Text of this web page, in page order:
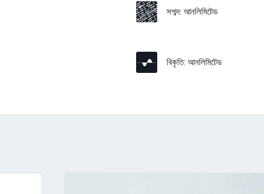
সশব্দ: আনলিমিটেড
বিকৃতি: আনলিমিটেড